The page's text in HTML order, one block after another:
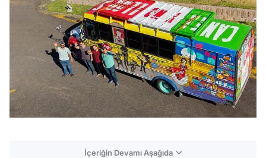
İçeriğin Devamı Aşağıda